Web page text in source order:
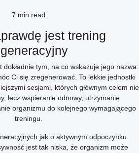
7 min read
jest trening
tym, na co wskazuje jego nazwa:
Ci się zregenerować. To lekkie jednostki
sesjami, których głównym celem nie
lecz wspieranie odnowy, utrzymanie
organizmu do kolejnego wymagającego
treningu.
jak o aktywnym odpoczynku.
jest tak niska, że organizm może